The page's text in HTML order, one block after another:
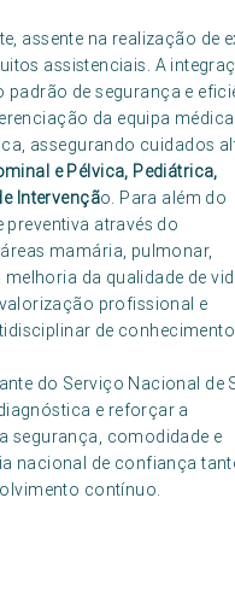
assente na realização de
assistenciais. A
de segurança e
da equipa
assegurando cuidados
e Pélvica, Pediátrica,
Intervenção. Para além do
através do
mamária, pulmonar,
da qualidade de
profissional e
de
do Serviço Nacional de
e reforçar a
segurança, comodidade e
nacional de confiança
contínuo.